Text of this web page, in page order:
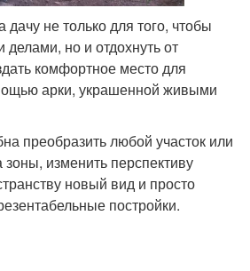
не только для того, чтобы
но и отдохнуть от
комфортное место для
арки, украшенной живыми
преобразить любой участок или
зоны, изменить перспективу
новый вид и просто
постройки.